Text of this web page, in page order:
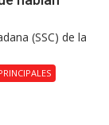
(SSC) de la